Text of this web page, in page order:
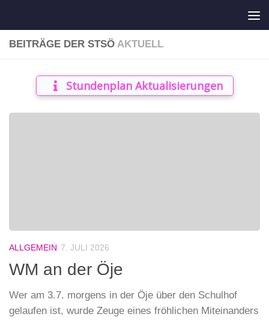
BEITRÄGE DER STSÖ AKTUELL
Stundenplan Aktualisierungen
ALLGEMEIN 7. JULI 2026
WM an der Öje
Wer am 3.7. morgens in der Öje über den Schulhof
gelaufen ist, wurde Zeuge eines fröhlichen Miteinanders